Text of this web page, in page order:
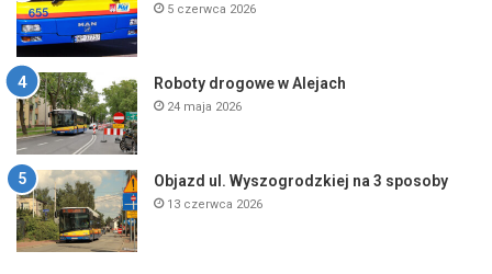
5 czerwca 2026
Roboty drogowe w Alejach
24 maja 2026
Objazd ul. Wyszogrodzkiej na 3 sposoby
13 czerwca 2026